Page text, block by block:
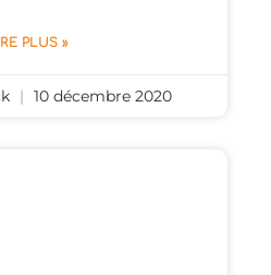
PLUS »
10 décembre 2020